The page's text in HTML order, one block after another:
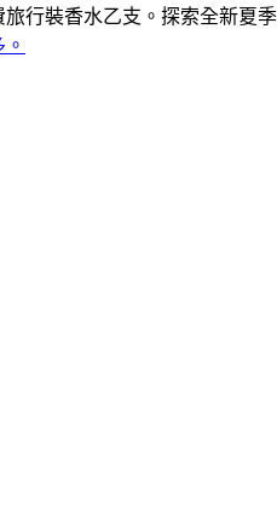
行裝香水乙支。探索全新夏季